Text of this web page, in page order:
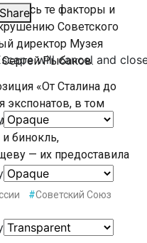
Share
will cancel and
те факторы и
Советского
директор Музея
Сергей Рыбаков.
«От Сталина до
экспонатов, в том
государства. К
бинокль,
— их предоставила
#Советский Союз